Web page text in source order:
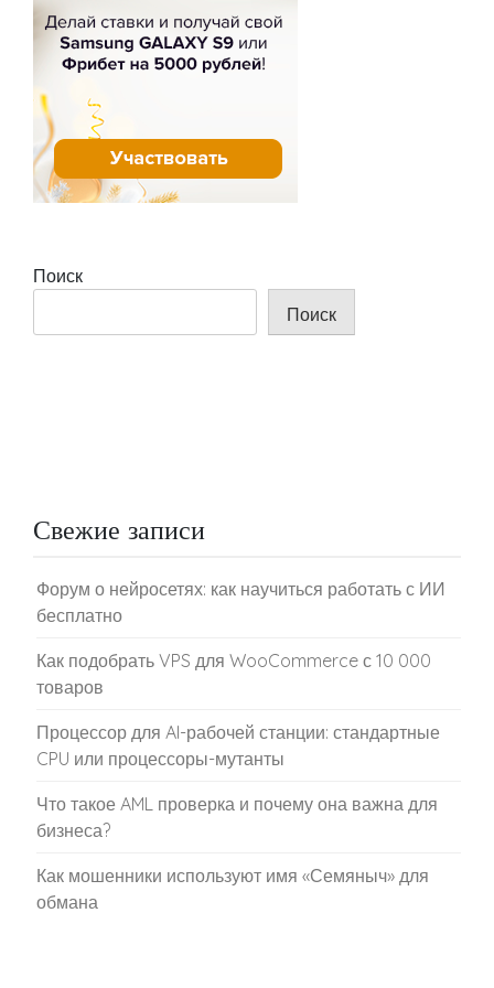
Поиск
Поиск
Свежие записи
Форум о нейросетях: как научиться работать с ИИ
бесплатно
Как подобрать VPS для WooCommerce с 10 000
товаров
Процессор для AI-рабочей станции: стандартные
CPU или процессоры-мутанты
Что такое AML проверка и почему она важна для
бизнеса?
Как мошенники используют имя «Семяныч» для
обмана